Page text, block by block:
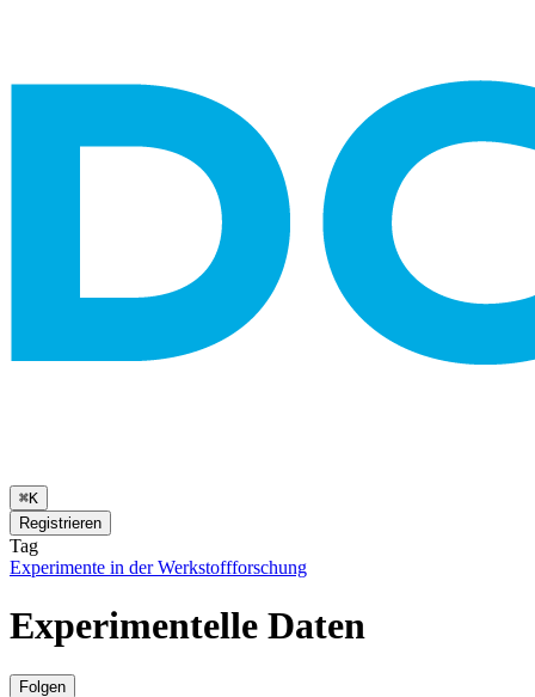
⌘K
Registrieren
Tag
Experimente in der Werkstoffforschung
Experimentelle Daten
Folgen